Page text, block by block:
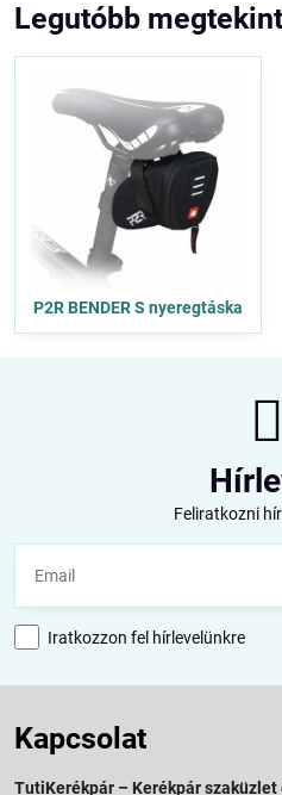
Legutóbb
P2R BENDER S nyeregtáska
Feliratkozni
Iratkozzon fel hírlevelünkre
Kapcsolat
TutiKerékpár – Kerékpár szaküzlet